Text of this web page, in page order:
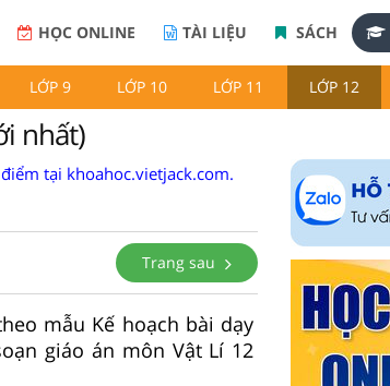
HỌC ONLINE TÀI LIỆU SÁCH
LỚP 9 LỚP 10 LỚP 11 LỚP 12
nhất)
tại khoahoc.vietjack.com.
Trang sau
mẫu Kế hoạch bài dạy
giáo án môn Vật Lí 12